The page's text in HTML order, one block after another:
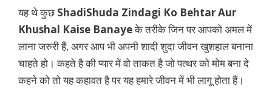
यह थे कुछ ShadiShuda Zindagi Ko Behtar Aur
Khushal Kaise Banayeके तरीके जिन पर आपको अमल में
लाना जरुरी हैं, अगर आप भी अपनी शादी शुदा जीवन खुशहाल बनाना
चाहते हो। कहते है की प्यार में वो ताकत है जो पत्थर को मोम बना दे
कहने को तो यह कहावत है पर यह हमारे जीवन में भी लागू होता हैं।